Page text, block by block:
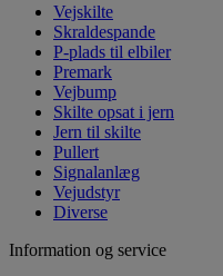
Vejskilte
Skraldespande
P-plads til elbiler
Premark
Vejbump
Skilte opsat i jern
Jern til skilte
Pullert
Signalanlæg
Vejudstyr
Diverse
Information og service